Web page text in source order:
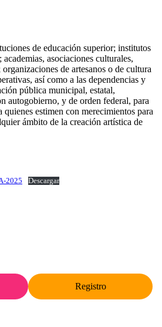
de educación superior; institutos
asociaciones culturales,
de artesanos o de cultura
así como a las dependencias y
pública municipal, estatal,
autogobierno, y de orden federal, para
estimen con merecimientos para
ámbito de la creación artística de
2025 Descargar
Registro